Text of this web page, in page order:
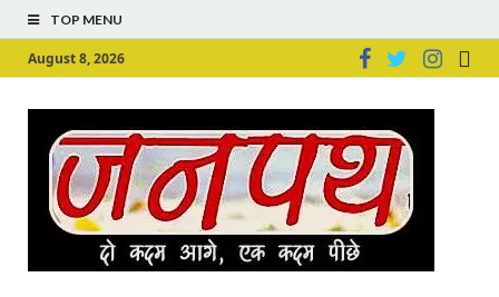
TOP MENU
August 8, 2026